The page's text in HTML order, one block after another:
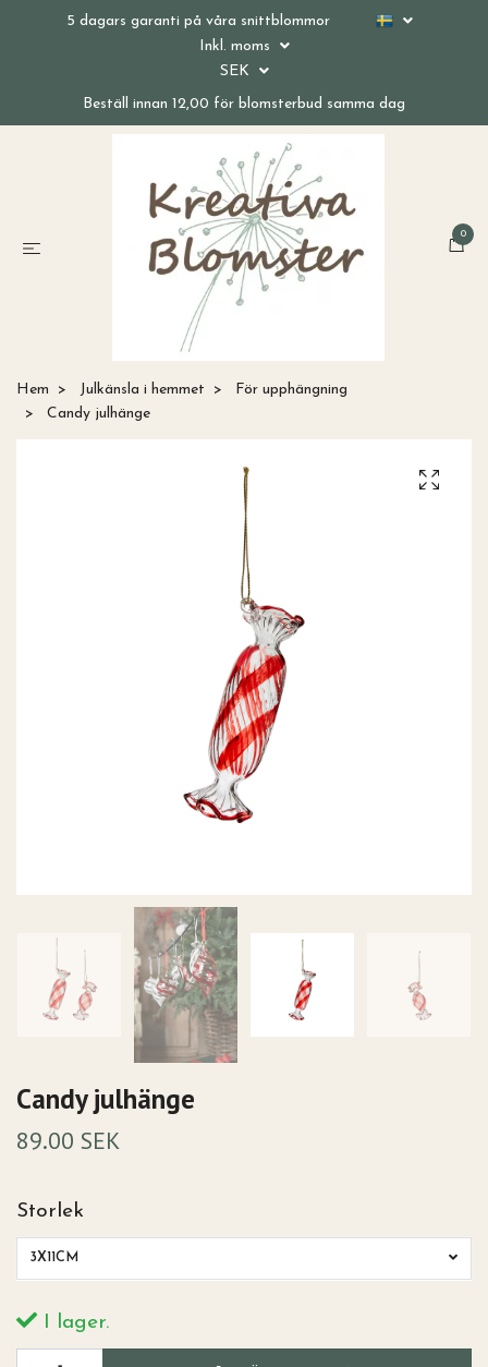
5 dagars garanti på våra snittblommor
Inkl. moms
SEK
Beställ innan 12,00 för blomsterbud samma dag
0
Hem Julkänsla i hemmet
För upphängning
Candy julhänge
Candy julhänge
89.00 SEK
Storlek
3X11CM
I lager.